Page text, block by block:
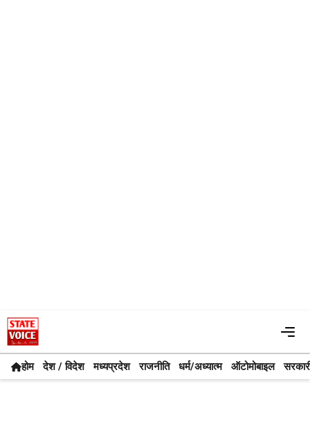
Skip
to
content
होम देश / विदेश मध्यप्रदेश राजनीति धर्म/अध्यात्म ऑटोमोबाइल